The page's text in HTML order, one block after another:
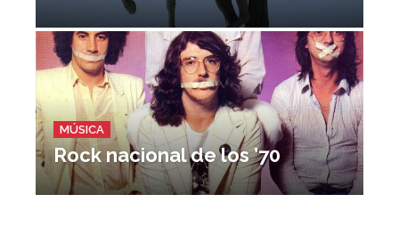
MÚSICA
Rock nacional de los ’70